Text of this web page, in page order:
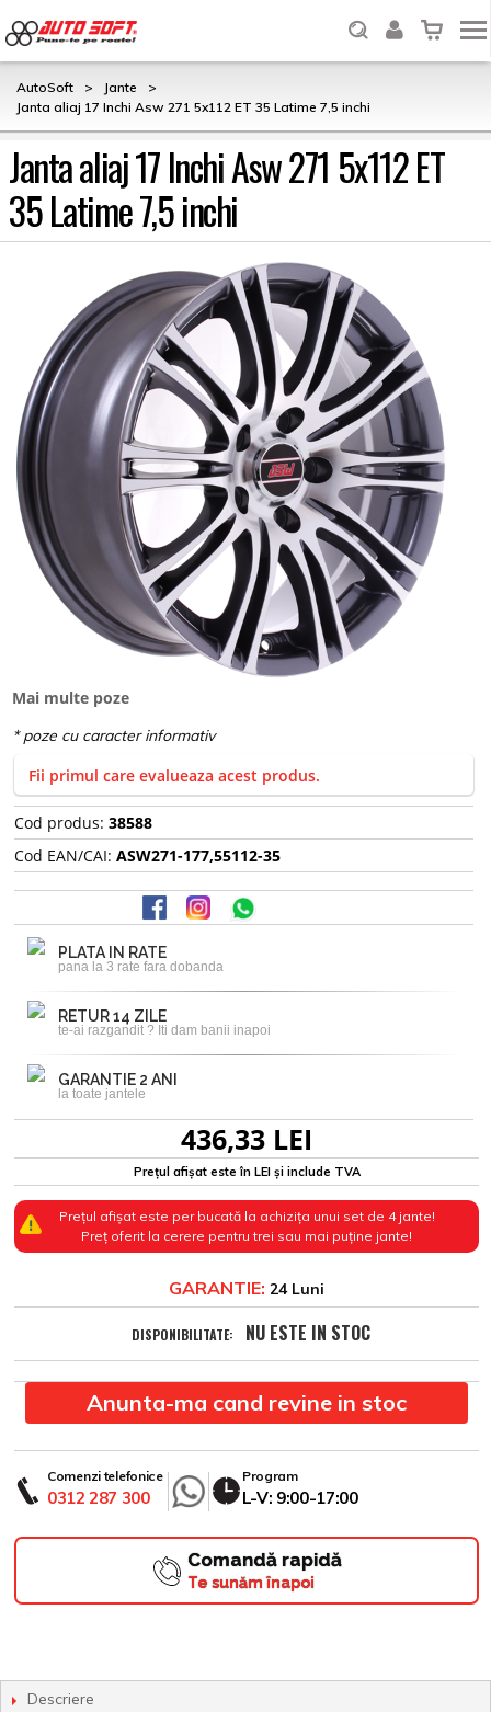
AutoSoft > Jante
>
Janta aliaj 17 Inchi Asw 271 5x112 ET 35 Latime 7,5 inchi
Janta aliaj 17 Inchi Asw 271 5x112 ET
35 Latime 7,5 inchi
Mai multe poze
Fii primul care evalueaza acest produs.
Cod produs: 38588
Cod EAN/CAI: ASW271-177,55112-35
PLATA IN RATE
pana la 3 rate fara dobanda
RETUR 14 ZILE
te-ai razgandit ? Iti dam banii inapoi
GARANTIE 2 ANI
la toate jantele
436,33 LEI
Prețul afișat este în LEI și include TVA
Prețul afișat este per bucată la achizița unui set de 4 jante!
Preț oferit la cerere pentru trei sau mai puține jante!
GARANTIE: 24 Luni
DISPONIBILITATE: NU ESTE IN STOC
Anunta-ma cand revine in stoc
Comenzi telefonice
0312 287 300
Program
L-V: 9:00-17:00
Comandă rapidă
Te sunăm înapoi
Descriere